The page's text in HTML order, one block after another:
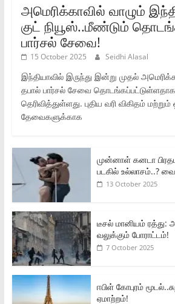
அமெரிக்காவில் வாழும்
குட் நியூஸ்..மீண்டும்
பார்சல் சேவை!
15 October 2025 Seidhi Alasal
இந்தியாவில் இருந்து இன்று முதல்
தபால் பார்சல் சேவை
தெரிவித்துள்ளது. புதிய வரி விகிதம்
தேவைகளுக்காக
முன்னாள் கனடா
படகில் உல்லாசம்..?
13 October 2025
டீசல் மானியம் ரத்து:
வலுக்கும் போராட்டம்!
7 October 2025
ஈபிள் கோபுரம்
ஏமாற்றம்!